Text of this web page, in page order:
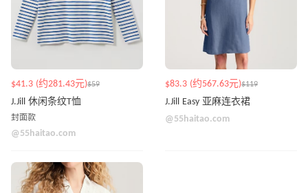
$41.3 (约281.43元)$59
J.Jill 休闲条纹T恤
封面款
@55haitao.com
$83.3 (约567.63元)$119
J.Jill Easy 亚麻连衣裙
@55haitao.com